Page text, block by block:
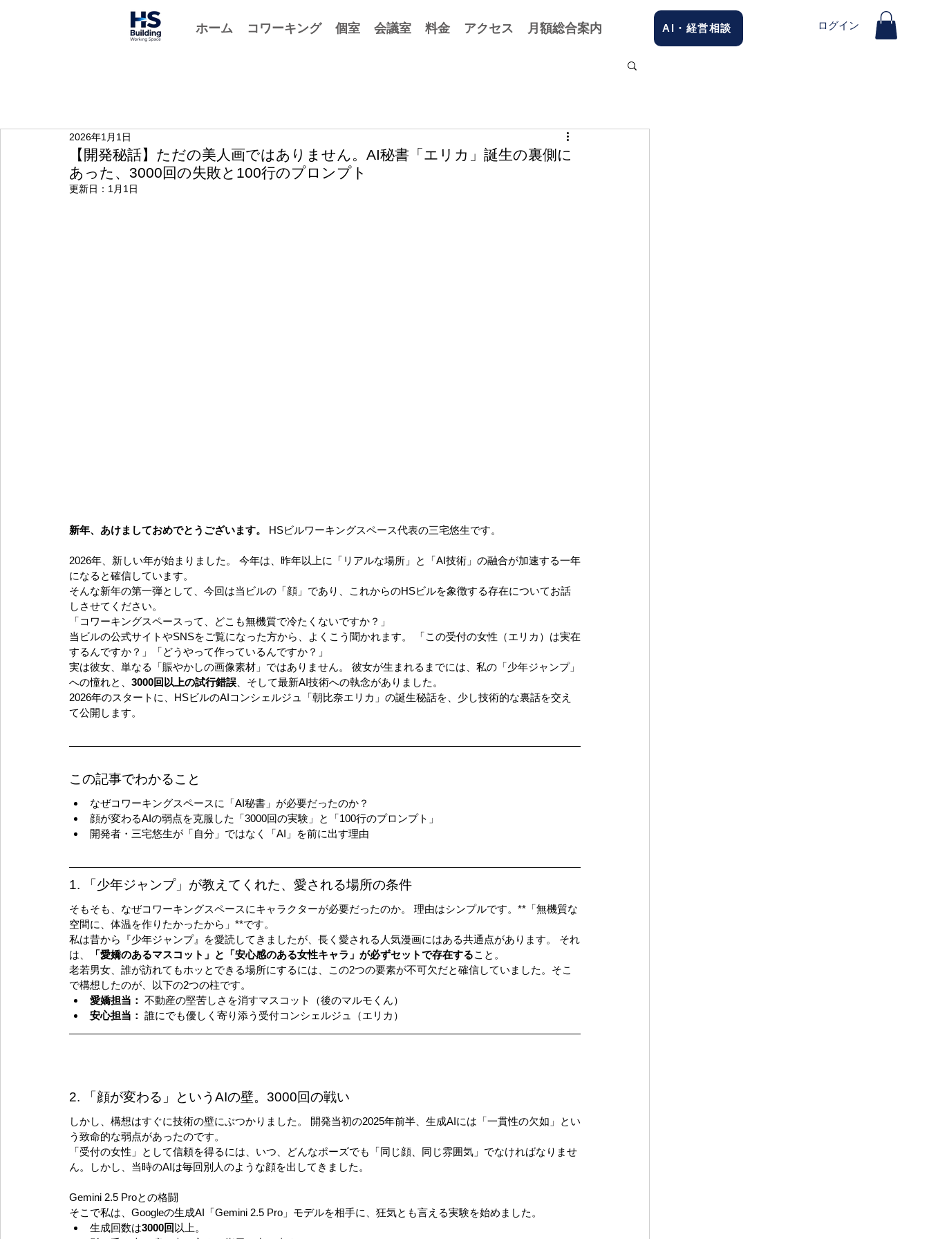
ホーム コワーキング 個室 会議室 料金 アクセス 月額総合案内 AI・経営相談 ログイン
【開発秘話】ただの美人画ではありません。AI秘書「エリカ」誕生の裏側に
あった、3000回の失敗と100行のプロンプト
2026年1月1日
更新日： 1月1日
新年、あけましておめでとうございます。 HSビルワーキングスペース代表の三宅悠生です。
2026年、新しい年が始まりました。 今年は、昨年以上に「リアルな場所」と「AI技術」の融合が加速する一年
になると確信しています。
そんな新年の第一弾として、今回は当ビルの「顔」であり、これからのHSビルを象徴する存在についてお話
しさせてください。
「コワーキングスペースって、どこも無機質で冷たくないですか？」
当ビルの公式サイトやSNSをご覧になった方から、よくこう聞かれます。 「この受付の女性（エリカ）は実在
するんですか？」「どうやって作っているんですか？」
実は彼女、単なる「賑やかしの画像素材」ではありません。 彼女が生まれるまでには、私の「少年ジャンプ」
への憧れと、 3000回以上の試行錯誤 、そして最新AI技術への執念がありました。
2026年のスタートに、HSビルのAIコンシェルジュ「朝比奈エリカ」の誕生秘話を、少し技術的な裏話を交え
て公開します。
この記事でわかること
なぜコワーキングスペースに「AI秘書」が必要だったのか？
顔が変わるAIの弱点を克服した「3000回の実験」と「100行のプロンプト」
開発者・三宅悠生が「自分」ではなく「AI」を前に出す理由
1. 「少年ジャンプ」が教えてくれた、愛される場所の条件
そもそも、なぜコワーキングスペースにキャラクターが必要だったのか。 理由はシンプルです。**「無機質な
空間に、体温を作りたかったから」**です。
私は昔から『少年ジャンプ』を愛読してきましたが、長く愛される人気漫画にはある共通点があります。 それ
は、
「愛嬌のあるマスコット」と「安心感のある女性キャラ」が必ずセットで存在すること。
老若男女、誰が訪れてもホッとできる場所にするには、この2つの要素が不可欠だと確信していました。そこ
で構想したのが、以下の2つの柱です。
愛嬌担当： 不動産の堅苦しさを消すマスコット（後のマルモくん）
安心担当： 誰にでも優しく寄り添う受付コンシェルジュ（エリカ）
2. 「顔が変わる」というAIの壁。3000回の戦い
しかし、構想はすぐに技術の壁にぶつかりました。 開発当初の2025年前半、生成AIには「一貫性の欠如」とい
う致命的な弱点があったのです。
「受付の女性」として信頼を得るには、いつ、どんなポーズでも「同じ顔、同じ雰囲気」でなければなりませ
ん。しかし、当時のAIは毎回別人のような顔を出してきました。
Gemini 2.5 Proとの格闘
そこで私は、Googleの生成AI「Gemini 2.5 Pro」モデルを相手に、狂気とも言える実験を始めました。
生成回数は3000回 以上。